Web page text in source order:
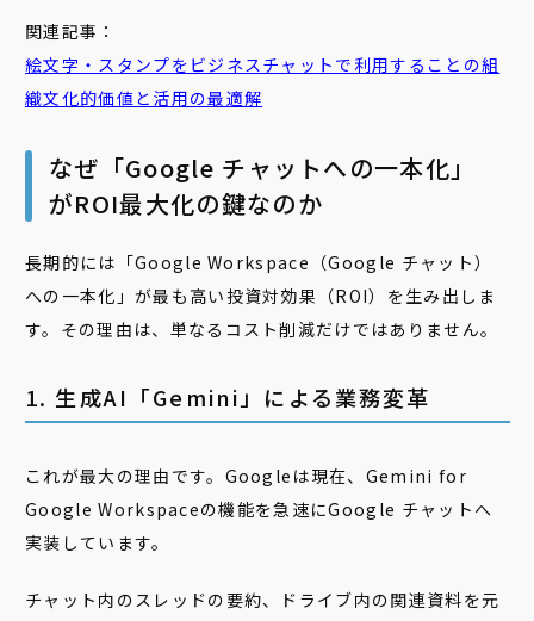
関連記事：
絵文字・スタンプをビジネスチャットで利用することの組
織文化的価値と活用の最適解
なぜ「Google チャットへの一本化」
がROI最大化の鍵なのか
長期的には「Google Workspace（Google チャット）
への一本化」が最も高い投資対効果（ROI）を生み出しま
す。その理由は、単なるコスト削減だけではありません。
1. 生成AI「Gemini」による業務変革
これが最大の理由です。Googleは現在、Gemini for
Google Workspaceの機能を急速にGoogle チャットへ
実装しています。
チャット内のスレッドの要約、ドライブ内の関連資料を元